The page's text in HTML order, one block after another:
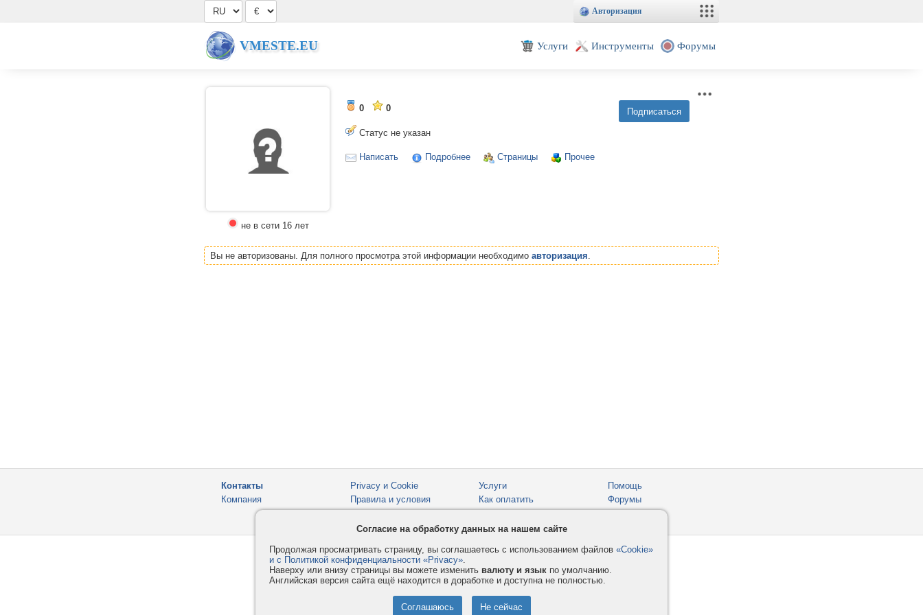
Авторизация
VMESTE.EU Услуги Инструменты Форумы
не в сети 16 лет
0 0
Статус не указан
Написать Подробнее Страницы Прочее
Вы не авторизованы. Для полного просмотра этой информации необходимо авторизация.
Контакты
Компания
Privacy и Cookie
Правила и условия
Услуги
Как оплатить
Помощь
Форумы
Согласие на обработку данных на нашем сайте
Продолжая просматривать страницу, вы соглашаетесь с использованием файлов «Cookie»
и с Политикой конфиденциальности «Privacy».
Наверху или внизу страницы вы можете изменить валюту и язык по умолчанию.
Английская версия сайта ещё находится в доработке и доступна не полностью.